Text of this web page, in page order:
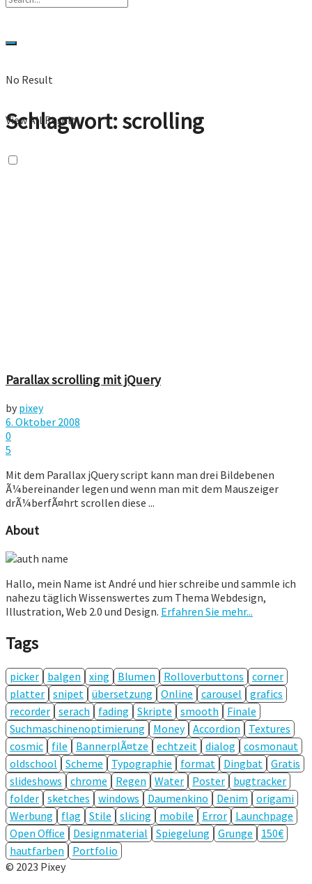
No Result
View All Result
Schlagwort:scrolling
Parallax scrolling mit jQuery
by pixey
6. Oktober 2008
0
5
Mit dem Parallax jQuery script kann man drei Bildebenen
Ã¼bereinander legen und wenn man mit dem Mauszeiger
drÃ¼berfÃ¤hrt scrollen diese ...
About
Hallo, mein Name ist André und hier schreibe und sammle ich
nahezu täglich Wissenswertes zum Thema Webdesign,
Illustration, Web 2.0 und Design. Erfahren Sie mehr...
Tags
picker balgen xing Blumen Rolloverbuttons
corner
platter snipet übersetzung Online carousel
grafics
recorder serach fading Skripte smooth
Finale
Suchmaschinenoptimierung
Money Accordion
Textures
cosmic
file BannerplÃ¤tze echtzeit dialog
cosmonaut
oldschool
Scheme Typographie format Dingbat Gratis
slideshows
chrome Regen Water Poster
bugtracker
folder sketches windows Daumenkino Denim
origami
Werbung
flag Stile slicing mobile Error
Launchpage
Open Office
Designmaterial Spiegelung Grunge
150€
hautfarben
Portfolio
© 2023 Pixey